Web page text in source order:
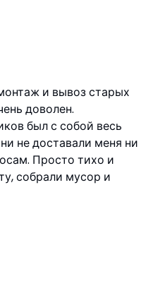
и вывоз старых
доволен.
был с собой весь
не доставали меня ни
Просто тихо и
собрали мусор и